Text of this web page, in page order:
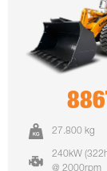
27.800 kg
240kW
@ 2000rpm